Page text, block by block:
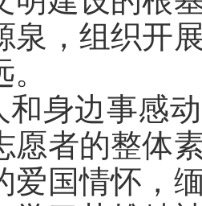
泉，组织开
和身边事感
愿者的整体
爱国情怀，